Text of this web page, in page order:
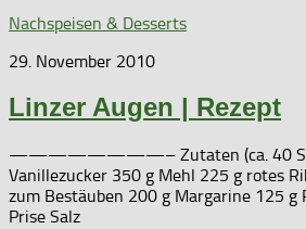
Nachspeisen & Desserts
29. November 2010
Linzer Augen | Rezept
————————– Zutaten (ca. 40
Vanillezucker 350 g Mehl 225 g rotes
zum Bestäuben 200 g Margarine 125 g
Prise Salz